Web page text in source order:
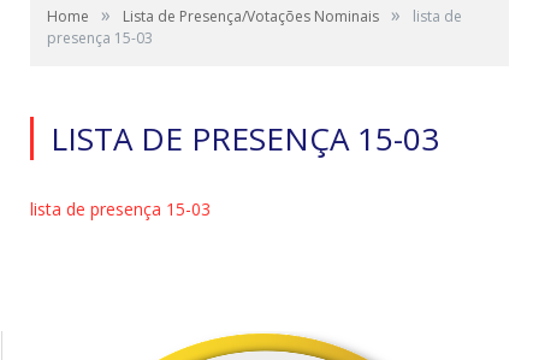
Home » Lista de Presença/Votações Nominais »
lista de
presença 15-03
LISTA DE PRESENÇA 15-03
lista de presença 15-03